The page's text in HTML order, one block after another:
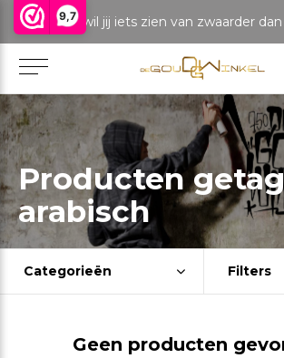
9,7
Producten
arabisch
Categorieën Filters
Geen producten